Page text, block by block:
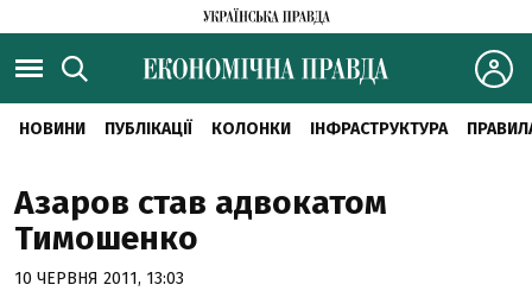
НОВИНИ ПУБЛІКАЦІЇ КОЛОНКИ ІНФРАСТРУКТУРА
Азаров став адвокатом
Тимошенко
10 ЧЕРВНЯ 2011, 13:03